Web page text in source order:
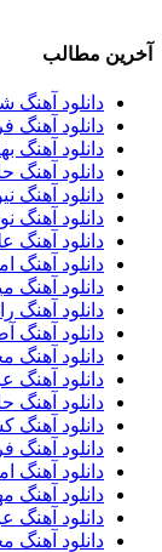
آخرین مطالب
دانلود آهنگ
دانلود آهنگ
دانلود آهنگ
دانلود آهنگ
دانلود آهنگ
دانلود آهنگ
دانلود آهنگ
دانلود آهنگ
دانلود آهنگ
دانلود آهنگ
دانلود آهنگ
دانلود
دانلود آهنگ
دانلود آهنگ
دانلود
دانلود
دانلود آهنگ
دانلود آهنگ
دانلود
دانلود